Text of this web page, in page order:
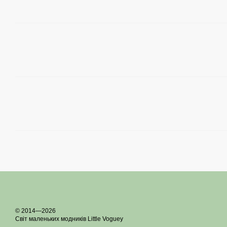
© 2014—2026
Світ маленьких модників Little Voguey